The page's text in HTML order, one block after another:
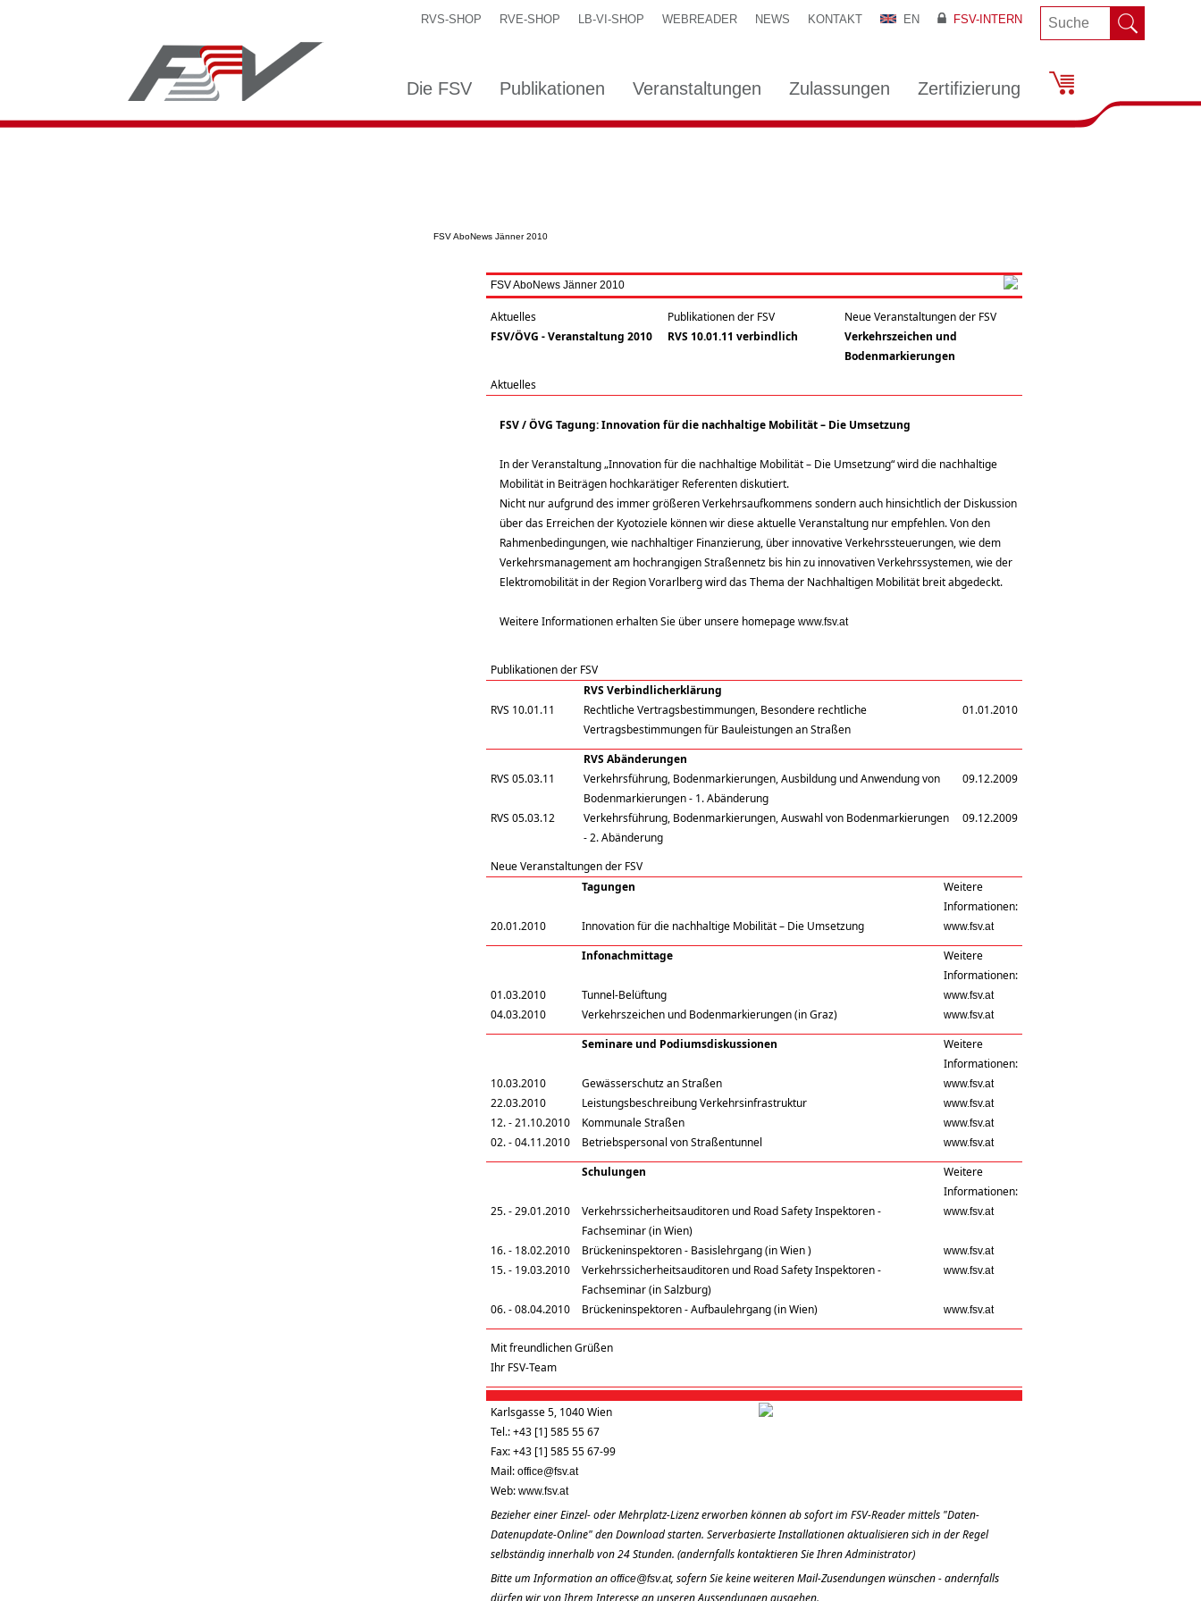
RVS-SHOP RVE-SHOP LB-VI-SHOP WEBREADER NEWS KONTAKT EN FSV-INTERN
Die FSV Publikationen Veranstaltungen Zulassungen Zertifizierung
FSV AboNews Jänner 2010
FSV AboNews Jänner 2010
Aktuelles Publikationen der FSV
Neue Veranstaltungen der FSV
FSV/ÖVG - Veranstaltung 2010
RVS 10.01.11 verbindlich
Verkehrszeichen und
Bodenmarkierungen
Aktuelles
FSV / ÖVG Tagung: Innovation für die nachhaltige Mobilität – Die Umsetzung
In der Veranstaltung „Innovation für die nachhaltige Mobilität – Die Umsetzung“ wird die nachhaltige
Mobilität in Beiträgen hochkarätiger Referenten diskutiert.
Nicht nur aufgrund des immer größeren Verkehrsaufkommens sondern auch hinsichtlich der Diskussion
über das Erreichen der Kyotoziele können wir diese aktuelle Veranstaltung nur empfehlen. Von den
Rahmenbedingungen, wie nachhaltiger Finanzierung, über innovative Verkehrssteuerungen, wie dem
Verkehrsmanagement am hochrangigen Straßennetz bis hin zu innovativen Verkehrssystemen, wie der
Elektromobilität in der Region Vorarlberg wird das Thema der Nachhaltigen Mobilität breit abgedeckt.
Weitere Informationen erhalten Sie über unsere homepagewww.fsv.at
Publikationen der FSV
RVS Verbindlicherklärung
RVS 10.01.11
Rechtliche Vertragsbestimmungen, Besondere rechtliche
Vertragsbestimmungen für Bauleistungen an Straßen
01.01.2010
RVS Abänderungen
RVS 05.03.11
Verkehrsführung, Bodenmarkierungen, Ausbildung und Anwendung von
Bodenmarkierungen - 1. Abänderung
09.12.2009
RVS 05.03.12
Verkehrsführung, Bodenmarkierungen, Auswahl von Bodenmarkierungen
- 2. Abänderung
09.12.2009
Neue Veranstaltungen der FSV
Tagungen
Weitere
Informationen:
20.01.2010
Innovation für die nachhaltige Mobilität – Die Umsetzung www.fsv.at
Infonachmittage
Weitere
Informationen:
01.03.2010
Tunnel-Belüftung www.fsv.at
04.03.2010 Verkehrszeichen und Bodenmarkierungen (in Graz) www.fsv.at
Seminare und Podiumsdiskussionen
Weitere
Informationen:
10.03.2010
Gewässerschutz an Straßen www.fsv.at
22.03.2010 Leistungsbeschreibung Verkehrsinfrastruktur www.fsv.at
12. - 21.10.2010 Kommunale Straßen www.fsv.at
02. - 04.11.2010 Betriebspersonal von Straßentunnel www.fsv.at
Schulungen
Weitere
Informationen:
25. - 29.01.2010
Verkehrssicherheitsauditoren und Road Safety Inspektoren -
Fachseminar (in Wien)
www.fsv.at
16. - 18.02.2010 Brückeninspektoren - Basislehrgang (in Wien ) www.fsv.at
15. - 19.03.2010
Verkehrssicherheitsauditoren und Road Safety Inspektoren -
Fachseminar (in Salzburg)
www.fsv.at
06. - 08.04.2010 Brückeninspektoren - Aufbaulehrgang (in Wien) www.fsv.at
Mit freundlichen Grüßen
Ihr FSV-Team
Karlsgasse 5, 1040 Wien
Tel.: +43 [1] 585 55 67
Fax: +43 [1] 585 55 67-99
Mail:office@fsv.at
Web:www.fsv.at
Bezieher einer Einzel- oder Mehrplatz-Lizenz erworben können ab sofort im FSV-Reader mittels "Daten-
Datenupdate-Online" den Download starten. Serverbasierte Installationen aktualisieren sich in der Regel
selbständig innerhalb von 24 Stunden. (andernfalls kontaktieren Sie Ihren Administrator)
Bitte um Information anoffice@fsv.at, sofern Sie keine weiteren Mail-Zusendungen wünschen - andernfalls
dürfen wir von Ihrem Interesse an unseren Aussendungen ausgehen.